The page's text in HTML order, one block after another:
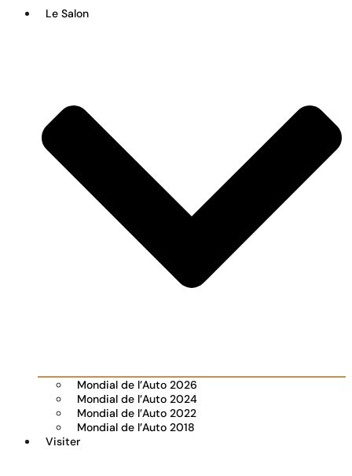
Le Salon
Mondial de l’Auto 2026
Mondial de l’Auto 2024
Mondial de l’Auto 2022
Mondial de l’Auto 2018
Visiter